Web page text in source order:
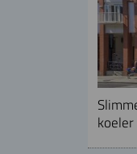
koeler